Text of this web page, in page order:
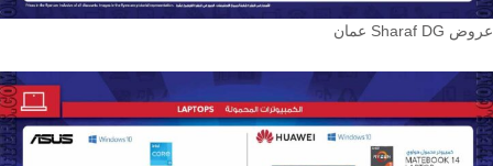
عروض Sharaf DG عمان